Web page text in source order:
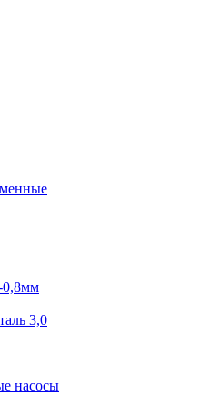
0,8мм
3,0
насосы